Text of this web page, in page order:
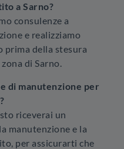
a Sarno?
consulenze a
e realizziamo
prima della stesura
di Sarno.
di manutenzione per
riceverai un
manutenzione e la
per assicurarti che